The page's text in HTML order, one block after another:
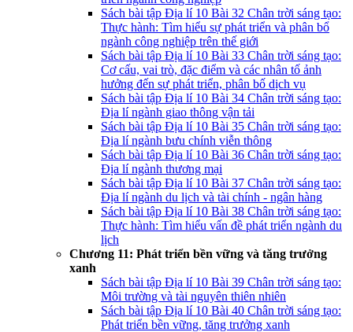
Sách bài tập Địa lí 10 Bài 32 Chân trời sáng tạo:
Thực hành: Tìm hiểu sự phát triển và phân bổ
ngành công nghiệp trên thế giới
Sách bài tập Địa lí 10 Bài 33 Chân trời sáng tạo:
Cơ cấu, vai trò, đặc điểm và các nhân tố ảnh
hưởng đến sự phát triển, phân bố dịch vụ
Sách bài tập Địa lí 10 Bài 34 Chân trời sáng tạo:
Địa lí ngành giao thông vận tải
Sách bài tập Địa lí 10 Bài 35 Chân trời sáng tạo:
Địa lí ngành bưu chính viễn thông
Sách bài tập Địa lí 10 Bài 36 Chân trời sáng tạo:
Địa lí ngành thương mại
Sách bài tập Địa lí 10 Bài 37 Chân trời sáng tạo:
Địa lí ngành du lịch và tài chính - ngân hàng
Sách bài tập Địa lí 10 Bài 38 Chân trời sáng tạo:
Thực hành: Tìm hiểu vấn đề phát triển ngành du
lịch
Chương 11: Phát triển bền vững và tăng trưởng
xanh
Sách bài tập Địa lí 10 Bài 39 Chân trời sáng tạo:
Môi trường và tài nguyên thiên nhiên
Sách bài tập Địa lí 10 Bài 40 Chân trời sáng tạo:
Phát triển bền vững, tăng trưởng xanh